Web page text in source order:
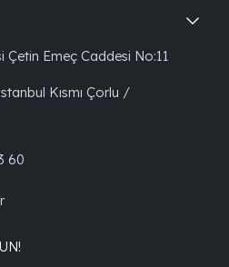
Çetin Emeç Caddesi No:11
Kısmı Çorlu /
60